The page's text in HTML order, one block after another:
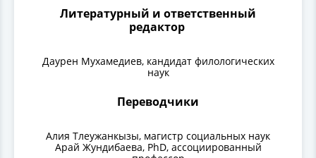
Литературный и ответственный
редактор
Даурен Мухамедиев, кандидат филологических
наук
Переводчики
Алия Тлеужанкызы, магистр социальных наук
Арай Жундибаева, PhD, ассоциированный